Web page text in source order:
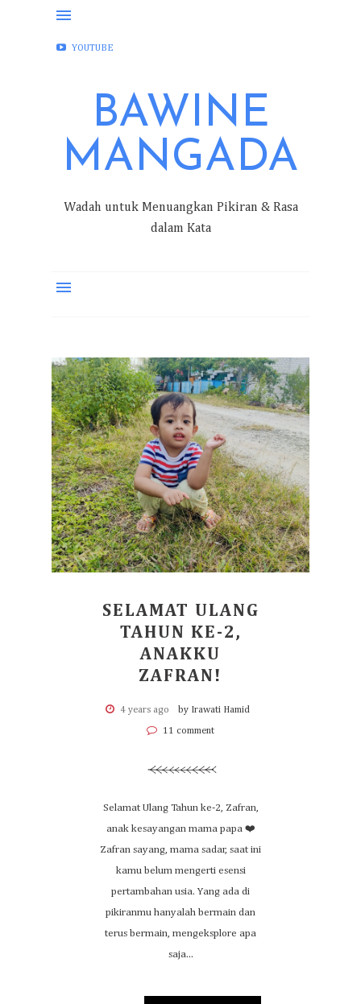
FACEBOOK
YOUTUBE
BAWINE
MANGADA
Wadah untuk Menuangkan Pikiran & Rasa
dalam Kata
SELAMAT ULANG
TAHUN KE-2,
ANAKKU
ZAFRAN!
4 years ago by Irawati Hamid
11 comment
Selamat Ulang Tahun ke-2, Zafran,
anak kesayangan mama papa ❤️
Zafran sayang, mama sadar, saat ini
kamu belum mengerti esensi
pertambahan usia. Yang ada di
pikiranmu hanyalah bermain dan
terus bermain, mengeksplore apa
saja...